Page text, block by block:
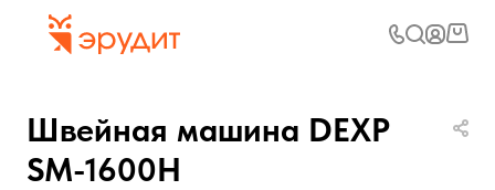
Швейная машина DEXP
SM-1600H